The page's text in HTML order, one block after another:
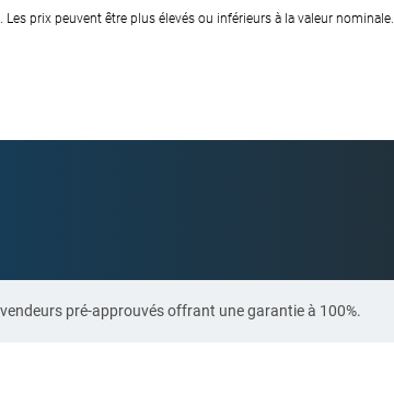
prix peuvent être plus élevés ou inférieurs à la valeur nominale.
pré-approuvés offrant une garantie à 100%.